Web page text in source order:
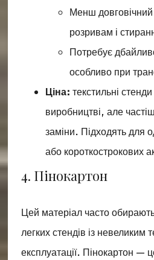
Менш довговічний
розривам і
Потребує
особливо при
Ціна: текстильні
виробництві, але
заміни. Підходять для
або короткострокових
4. Пінокартон
Цей матеріал часто
легких стендів із невеликим
експлуатації. Пінокартон —